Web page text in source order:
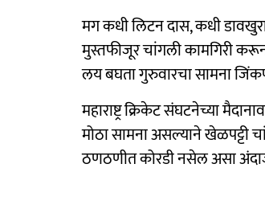
मग कधी लिटन दास, कधी
मुस्तफीजूर चांगली कामगिरी
लय बघता गुरुवारचा सामना
महाराष्ट्र क्रिकेट संघटनेच्या
मोठा सामना असल्याने
ठणठणीत कोरडी नसेल असा